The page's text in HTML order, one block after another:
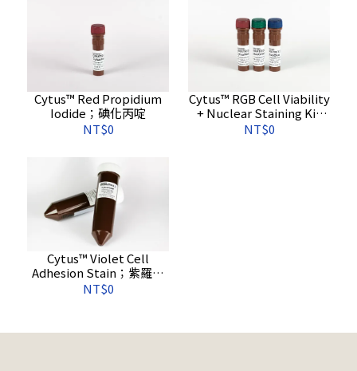
Cytus™ Red Propidium
Iodide；碘化丙啶
NT$0
Cytus™ RGB Cell Viability
+ Nuclear Staining Kit
(Red/Green/Blue)； RGB
細胞活力 + 核染色試劑盒
NT$0
Cytus™ Violet Cell
Adhesion Stain；紫羅蘭
細胞黏附染色液
NT$0